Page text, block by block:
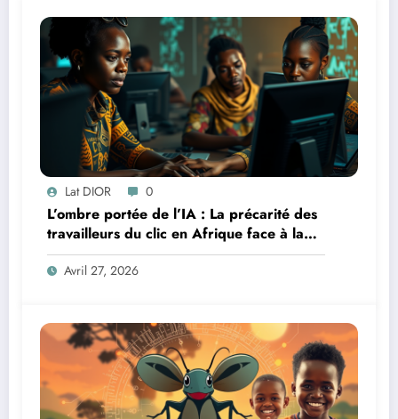
Lat DIOR 0
L’ombre portée de l’IA : La précarité des
travailleurs du clic en Afrique face à la
révolution numérique
Avril 27, 2026